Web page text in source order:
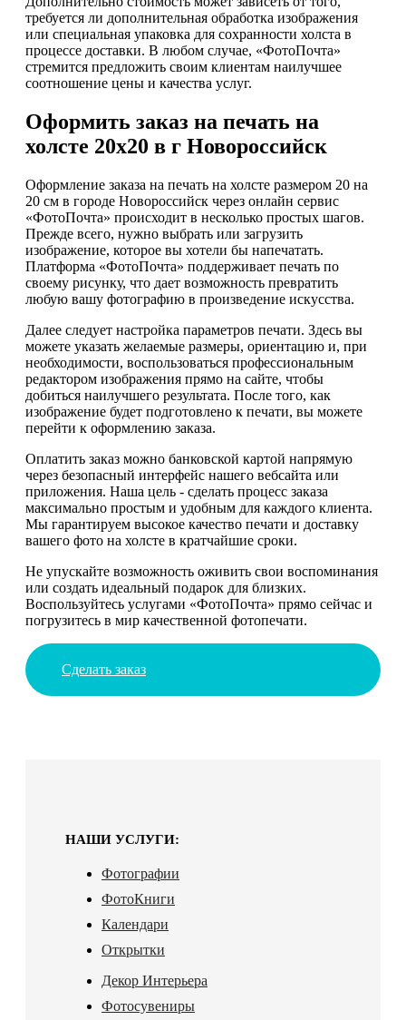
требуется ли дополнительная обработка изображения
или специальная упаковка для сохранности холста в
процессе доставки. В любом случае, «ФотоПочта»
стремится предложить своим клиентам наилучшее
соотношение цены и качества услуг.
Оформить заказ на печать на
холсте 20х20 в г Новороссийск
Оформление заказа на печать на холсте размером 20 на
20 см в городе Новороссийск через онлайн сервис
«ФотоПочта» происходит в несколько простых шагов.
Прежде всего, нужно выбрать или загрузить
изображение, которое вы хотели бы напечатать.
Платформа «ФотоПочта» поддерживает печать по
своему рисунку, что дает возможность превратить
любую вашу фотографию в произведение искусства.
Далее следует настройка параметров печати. Здесь вы
можете указать желаемые размеры, ориентацию и, при
необходимости, воспользоваться профессиональным
редактором изображения прямо на сайте, чтобы
добиться наилучшего результата. После того, как
изображение будет подготовлено к печати, вы можете
перейти к оформлению заказа.
Оплатить заказ можно банковской картой напрямую
через безопасный интерфейс нашего вебсайта или
приложения. Наша цель - сделать процесс заказа
максимально простым и удобным для каждого клиента.
Мы гарантируем высокое качество печати и доставку
вашего фото на холсте в кратчайшие сроки.
Не упускайте возможность оживить свои воспоминания
или создать идеальный подарок для близких.
Воспользуйтесь услугами «ФотоПочта» прямо сейчас и
погрузитесь в мир качественной фотопечати.
Сделать заказ
НАШИ УСЛУГИ:
Фотографии
ФотоКниги
Календари
Открытки
Декор Интерьера
Фотосувениры